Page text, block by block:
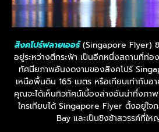
สิงคโปร์ฟลายเออร์(Singapore Flyer)
อยู่ระหว่างตึกระฟ้า เป็นอีกหนึ่งสถานที่ท่อง
ทัศนียภาพอันงดงามของสิงคโปร์
เหนือพื้นดิน 165 เมตร หรือเทียบเท่ากับอ
คุณจะได้เห็นทิวทัศน์เบื้องล่างอันน่าทึ่งภา
ใครเทียบได้ Singapore Flyer ตั้งอยู่ใจ
Bay และเป็นชิงช้าสวรรค์ที่ให